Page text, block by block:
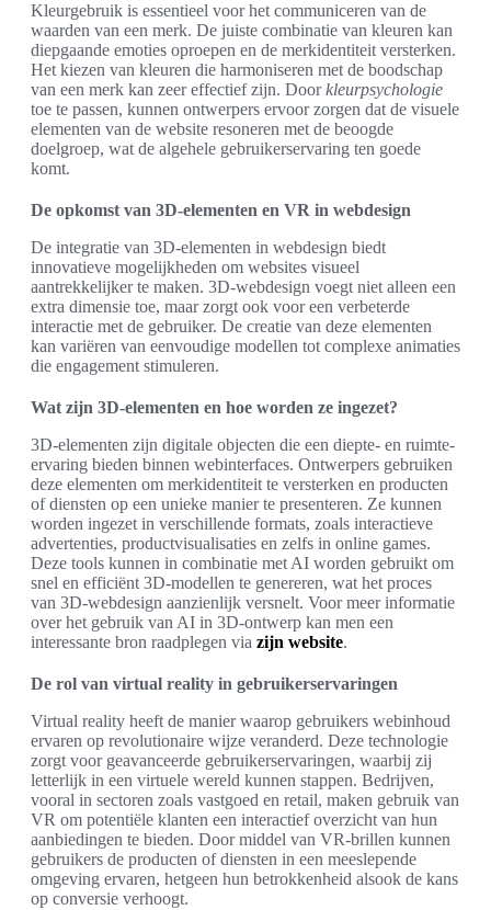
Kleurgebruik is essentieel voor het communiceren van de
waarden van een merk. De juiste combinatie van kleuren kan
diepgaande emoties oproepen en de merkidentiteit versterken.
Het kiezen van kleuren die harmoniseren met de boodschap
van een merk kan zeer effectief zijn. Doorkleurpsychologie
toe te passen, kunnen ontwerpers ervoor zorgen dat de visuele
elementen van de website resoneren met de beoogde
doelgroep, wat de algehele gebruikerservaring ten goede
komt.
De opkomst van 3D-elementen en VR in webdesign
De integratie van 3D-elementen in webdesign biedt
innovatieve mogelijkheden om websites visueel
aantrekkelijker te maken. 3D-webdesign voegt niet alleen een
extra dimensie toe, maar zorgt ook voor een verbeterde
interactie met de gebruiker. De creatie van deze elementen
kan variëren van eenvoudige modellen tot complexe animaties
die engagement stimuleren.
Wat zijn 3D-elementen en hoe worden ze ingezet?
3D-elementen zijn digitale objecten die een diepte- en ruimte-
ervaring bieden binnen webinterfaces. Ontwerpers gebruiken
deze elementen om merkidentiteit te versterken en producten
of diensten op een unieke manier te presenteren. Ze kunnen
worden ingezet in verschillende formats, zoals interactieve
advertenties, productvisualisaties en zelfs in online games.
Deze tools kunnen in combinatie met AI worden gebruikt om
snel en efficiënt 3D-modellen te genereren, wat het proces
van 3D-webdesign aanzienlijk versnelt. Voor meer informatie
over het gebruik van AI in 3D-ontwerp kan men een
interessante bron raadplegen via zijn website.
De rol van virtual reality in gebruikerservaringen
Virtual reality heeft de manier waarop gebruikers webinhoud
ervaren op revolutionaire wijze veranderd. Deze technologie
zorgt voor geavanceerde gebruikerservaringen, waarbij zij
letterlijk in een virtuele wereld kunnen stappen. Bedrijven,
vooral in sectoren zoals vastgoed en retail, maken gebruik van
VR om potentiële klanten een interactief overzicht van hun
aanbiedingen te bieden. Door middel van VR-brillen kunnen
gebruikers de producten of diensten in een meeslepende
omgeving ervaren, hetgeen hun betrokkenheid alsook de kans
op conversie verhoogt.